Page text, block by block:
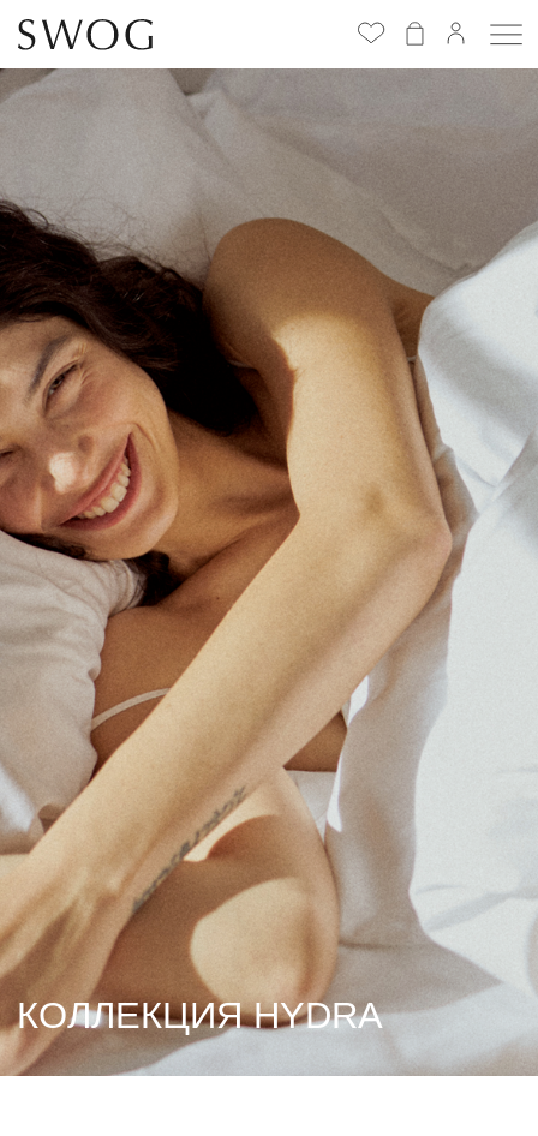
Избранное ( 0
КОЛЛЕКЦИЯ HYDRA
Каждое изделие — не просто текстиль, это напоминание о том,
как важно находить время для отдыха и наслаждаться
простыми моментами. Мы использовали только натуральные
Впервые ступив на живописный остров Идра, мы были поражены
гармонией природы и архитектуры. Узкие улочки, яркие дома
и бескрайние морские просторы, создающие атмосферу
спокойствия и умиротворения. Это состояние внутренней гармонии
мы стремились передать в новой коллекции для дома SWOG.
Новая коллекция постельного белья,
полотенец и халатов, вдохновленная
путешествием на остров Идра